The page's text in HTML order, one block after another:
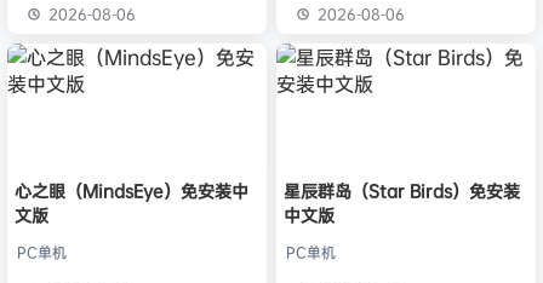
2026-08-06 2026-08-06
心之眼（MindsEye）免安装中
文版
PC单机
星辰群岛（Star Birds）免安装
中文版
PC单机